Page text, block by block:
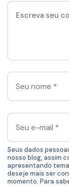
Escreva
seu
Seu
nome
*
Seu
e-
mail
*
Seus dados
nosso blog, assim
apresentando
deseje mais ser
momento. Para